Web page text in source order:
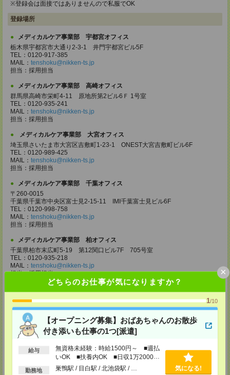
どちらのお仕事が気になりますか？
1/10
【オープニング募集】おばあちゃんのお散歩
付き添いも仕事の1つ[派遣]
給与
無資格未経験：時給1500円～ ■週払
いOK ■扶養内OK ■日収1万2000円
以上
勤務地 巣鴨駅 / 目白駅 / 北池袋駅 / … 気になる!
×
※登録会は面接ではありませんので私服でOK
登録場所
メディカルケア事業部 宇都宮オフィス
栃木県宇都宮市大通り2-3-1 井門宇都宮ビル5F
TEL：0120-917-385
MAIL： tenshoku@nikken-ts.jp
担当：採用担当
メディカルケア事業部 高崎オフィス
群馬県高崎市栄町4-11 原地所第2ビル6Ｆ 1号室
TEL：0120-935-241
MAIL： tenshoku@nikken-ts.jp
担当：採用担当
メディカルケア事業部 大宮オフィス
埼玉県さいたま市大宮区吉敷町1-23-1 ONEST大宮吉敷町ビル6F
TEL：0120-989-425
MAIL： tenshoku@nikken-ts.jp
担当：採用担当
メディカルケア事業部 千葉オフィス
〒260-0015
千葉県千葉市中央区富士見2-15-11 IMI千葉富士見ビル6F
TEL：0120-998-758
MAIL： tenshoku@nikken-ts.jp
担当：採用担当
メディカルケア事業部 柏オフィス
千葉県柏市末広町5-19 第12関口ビル7F 705号室
TEL：0120-935-218
MAIL： tenshoku@nikken-ts.jp
担当：採用担当
東京都新宿区新宿2-3-10 新宿御苑ビル6階
TEL：0120-457-235
MAIL：tenshoku@nikken-ts.jp
担当：採用担当
メディカルケア事業部 立川事業所
東京都立川市錦町1-12-14
TEL：0120-934-200
担当：採用担当